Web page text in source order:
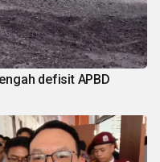
defisit APBD